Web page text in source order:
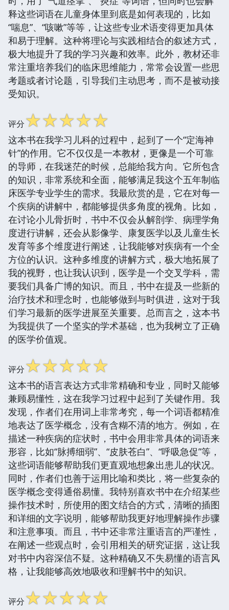
释这些词语在儿童身体里到底是如何表现的，比如
“喘息”、“咳嗽”等等，让这些专业术语变得更加具体
和易于理解。这种将理论与实践相结合的叙述方式，
极大地提升了我的学习兴趣和效率。此外，教材还非
常注重培养我们的临床思维能力，常常会设置一些思
考题或者讨论题，引导我们主动思考，而不是被动接
受知识。
评分☆☆☆☆☆
这本书在我学习儿科的过程中，起到了一个“定海神
针”的作用。它不仅仅是一本教材，更像是一个可靠
的导师，在我迷茫的时候，总能给我方向。它所包含
的知识，非常系统和全面，能够满足我这个五年制临
床医学专业学生的需求。我最欣赏的是，它在对每一
个疾病的讲解中，都能够提供多角度的视角。比如，
在讨论小儿骨折时，书中不仅会从解剖学、病理学角
度进行讲解，还会从影像学、康复医学以及儿童生长
发育等多个维度进行阐述，让我能够对疾病有一个全
方位的认识。这种多维度的讲解方式，极大地拓展了
我的视野，也让我认识到，医学是一个交叉学科，需
要我们具备广博的知识。而且，书中在提及一些新的
治疗技术和理念时，也能够做到与时俱进，这对于我
们学习最新的医学进展至关重要。总而言之，这本书
为我提供了一个坚实的学术基础，也为我树立了正确
的医学价值观。
评分☆☆☆☆☆
这本书的语言表达方式非常精确和专业，同时又能够
兼顾易懂性，这在我学习过程中起到了关键作用。我
发现，作者们在用词上非常考究，每一个词语都精准
地表达了医学概念，没有含糊不清的地方。例如，在
描述一种疾病的症状时，书中会用非常具体的词语来
形容，比如“脉搏细弱”、“皮肤苍白”、“呼吸急促”等，
这些词语能够帮助我们更直观地想象出患儿的状况。
同时，作者们也善于运用比喻和类比，将一些复杂的
医学概念变得通俗易懂。我特别喜欢书中在介绍某些
操作技术时，所使用的图文结合的方式，清晰的插图
和详细的文字说明，能够帮助我更好地理解操作步骤
和注意事项。而且，书中还非常注重语言的严谨性，
在阐述一些观点时，会引用相关的研究证据，这让我
对书中内容深信不疑。这种精确又不失易懂的语言风
格，让我能够高效地吸收和理解书中的知识。
评分☆☆☆☆☆